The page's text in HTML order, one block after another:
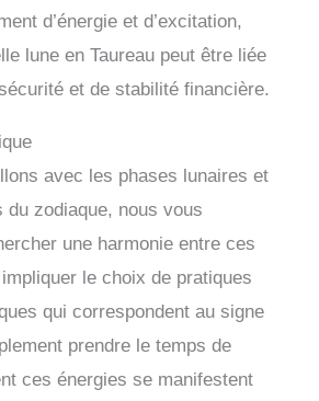
d’énergie et d’excitation,
lune en Taureau peut être liée
et de stabilité financière.
avec les phases lunaires et
zodiaque, nous vous
une harmonie entre ces
le choix de pratiques
qui correspondent au signe
prendre le temps de
ces énergies se manifestent